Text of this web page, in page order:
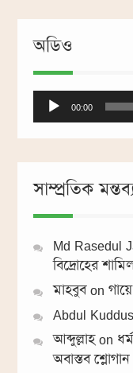
অডিও
Audio
Player
00:00
সাম্প্রতিক
Md Rasedul
বিদ্রোহের
মাহবুবon
Abdul Kuddus
আব্দুল্লাহon
অবাস্তব